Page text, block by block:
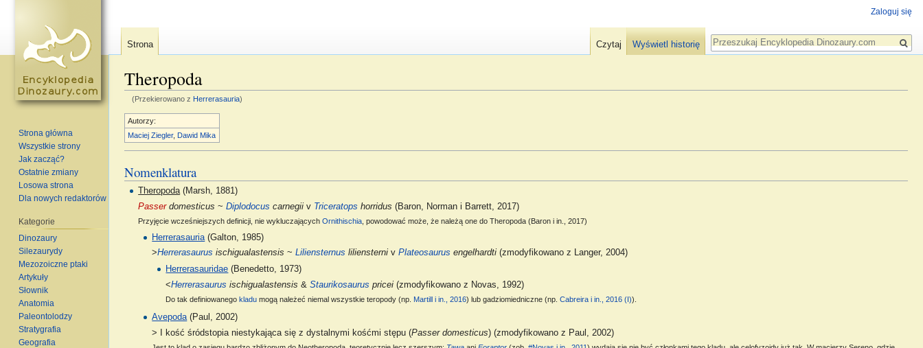
Theropoda
(Przekierowano z Herrerasauria)
Autorzy:
Maciej Ziegler, Dawid Mika
Nomenklatura
Theropoda(Marsh, 1881)
Passerdomesticus ~Diplodocus carnegii v Triceratops horridus (Baron, Norman i Barrett, 2017)
Przyjęcie wcześniejszych definicji, nie wykluczającychOrnithischia , powodować może, że należą one do Theropoda (Baron i in., 2017)
Herrerasauria(Galton, 1985)
>Herrerasaurus ischigualastensis ~Liliensternus liliensterni vPlateosaurus engelhardti (zmodyfikowano z Langer, 2004)
Herrerasauridae (Benedetto, 1973)
<Herrerasaurus ischigualastensis &Staurikosaurus pricei (zmodyfikowano z Novas, 1992)
Do tak definiowanegokladu mogą należeć niemal wszystkie teropody (np.Martill i in., 2016) lub gadziomiedniczne (np.Cabreira i in., 2016 (I)).
Avepoda(Paul, 2002)
> I kość śródstopia niestykająca się z dystalnymi kośćmi stępu (Passer domesticus) (zmodyfikowano z Paul, 2002)
Zaloguj się
Strona Czytaj Wyświetl historię
Szukaj
Strona główna
Wszystkie strony
Jak zacząć?
Ostatnie zmiany
Losowa strona
Dla nowych redaktorów
Kategorie
Dinozaury
Silezaurydy
Mezozoiczne ptaki
Artykuły
Słownik
Anatomia
Paleontolodzy
Stratygrafia
Geografia